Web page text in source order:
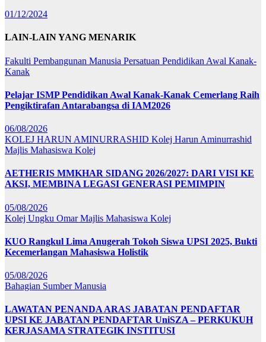
01/12/2024
LAIN-LAIN YANG MENARIK
Fakulti Pembangunan Manusia Persatuan Pendidikan Awal Kanak-
Kanak
Pelajar ISMP Pendidikan Awal Kanak-Kanak Cemerlang Raih
Pengiktirafan Antarabangsa di IAM2026
06/08/2026
KOLEJ HARUN AMINURRASHID Kolej Harun Aminurrashid
Majlis Mahasiswa Kolej
AETHERIS MMKHAR SIDANG 2026/2027: DARI VISI KE
AKSI, MEMBINA LEGASI GENERASI PEMIMPIN
05/08/2026
Kolej Ungku OmarMajlis Mahasiswa Kolej
KUO Rangkul Lima Anugerah Tokoh Siswa UPSI 2025, Bukti
Kecemerlangan Mahasiswa Holistik
05/08/2026
Bahagian Sumber Manusia
LAWATAN PENANDA ARAS JABATAN PENDAFTAR
UPSI KE JABATAN PENDAFTAR UniSZA – PERKUKUH
KERJASAMA STRATEGIK INSTITUSI